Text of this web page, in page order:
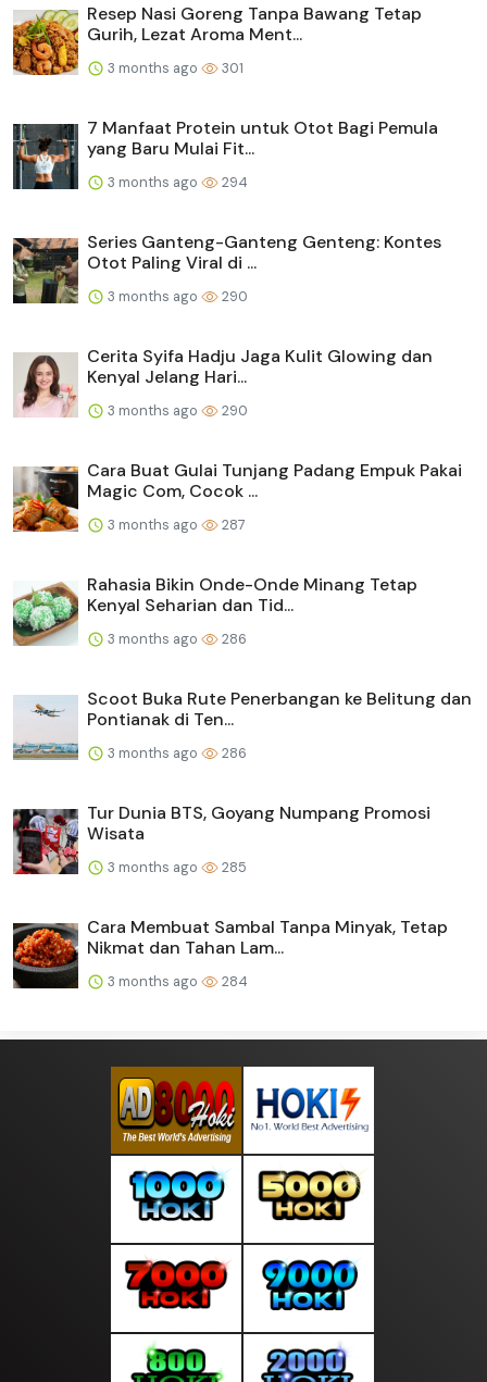
Resep Nasi Goreng Tanpa Bawang Tetap
Gurih, Lezat Aroma Ment...
3 months ago 301
7 Manfaat Protein untuk Otot Bagi Pemula
yang Baru Mulai Fit...
3 months ago 294
Series Ganteng-Ganteng Genteng: Kontes
Otot Paling Viral di ...
3 months ago 290
Cerita Syifa Hadju Jaga Kulit Glowing dan
Kenyal Jelang Hari...
3 months ago 290
Cara Buat Gulai Tunjang Padang Empuk Pakai
Magic Com, Cocok ...
3 months ago 287
Rahasia Bikin Onde-Onde Minang Tetap
Kenyal Seharian dan Tid...
3 months ago 286
Scoot Buka Rute Penerbangan ke Belitung dan
Pontianak di Ten...
3 months ago 286
Tur Dunia BTS, Goyang Numpang Promosi
Wisata
3 months ago 285
Cara Membuat Sambal Tanpa Minyak, Tetap
Nikmat dan Tahan Lam...
3 months ago 284